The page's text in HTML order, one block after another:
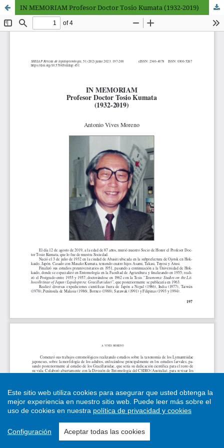
IN MEMORIAM Profesor Doctor Tosio Kumata (1932-2019)
Este sitio web utiliza cookies para asegurar que usted obtenga la
mejor experiencia en nuestro sitio web. Puede leer más sobre el
uso de cookies en nuestra política de privacidad y cookies
Configuración Aceptar todas las cookies